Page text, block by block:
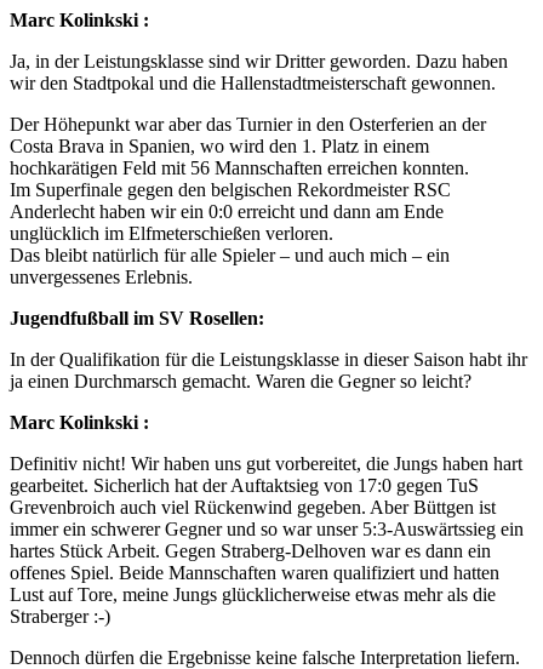
Marc Kolinkski :
Ja, in der Leistungsklasse sind wir Dritter geworden. Dazu haben
wir den Stadtpokal und die Hallenstadtmeisterschaft gewonnen.
Der Höhepunkt war aber das Turnier in den Osterferien an der
Costa Brava in Spanien, wo wird den 1. Platz in einem
hochkarätigen Feld mit 56 Mannschaften erreichen konnten.
Im Superfinale gegen den belgischen Rekordmeister RSC
Anderlecht haben wir ein 0:0 erreicht und dann am Ende
unglücklich im Elfmeterschießen verloren.
Das bleibt natürlich für alle Spieler – und auch mich – ein
unvergessenes Erlebnis.
Jugendfußball im SV Rosellen:
In der Qualifikation für die Leistungsklasse in dieser Saison habt ihr
ja einen Durchmarsch gemacht. Waren die Gegner so leicht?
Marc Kolinkski :
Definitiv nicht! Wir haben uns gut vorbereitet, die Jungs haben hart
gearbeitet. Sicherlich hat der Auftaktsieg von 17:0 gegen TuS
Grevenbroich auch viel Rückenwind gegeben. Aber Büttgen ist
immer ein schwerer Gegner und so war unser 5:3-Auswärtssieg ein
hartes Stück Arbeit. Gegen Straberg-Delhoven war es dann ein
offenes Spiel. Beide Mannschaften waren qualifiziert und hatten
Lust auf Tore, meine Jungs glücklicherweise etwas mehr als die
Straberger :-)
Dennoch dürfen die Ergebnisse keine falsche Interpretation liefern.